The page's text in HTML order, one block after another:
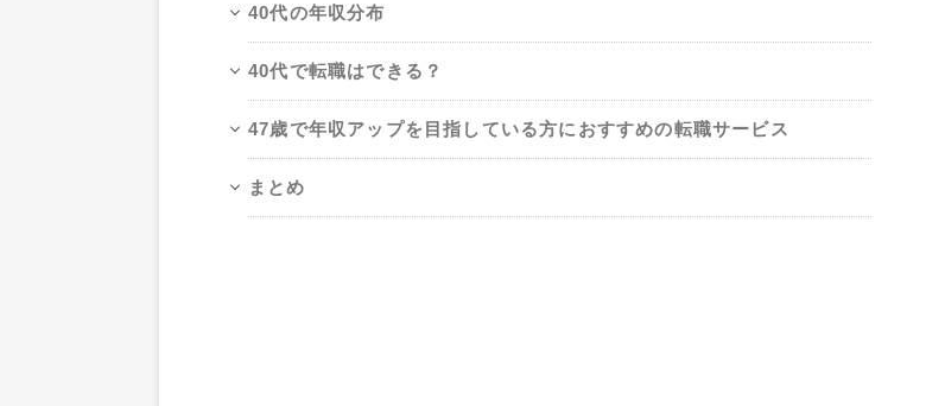
40代の年収分布
40代で転職はできる？
47歳で年収アップを目指している方におすすめの転職サービス
まとめ